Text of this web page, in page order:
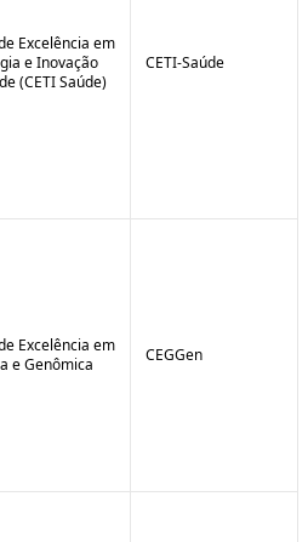
Excelência em
e Inovação
(CETI Saúde)
CETI-Saúde
Excelência em
e Genômica
CEGGen